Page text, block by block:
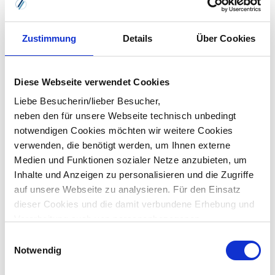
Zustimmung Details Über Cookies
Diese Webseite verwendet Cookies
Liebe Besucherin/lieber Besucher,
neben den für unsere Webseite technisch unbedingt
notwendigen Cookies möchten wir weitere Cookies
verwenden, die benötigt werden, um Ihnen externe
Medien und Funktionen sozialer Netze anzubieten, um
Inhalte und Anzeigen zu personalisieren und die Zugriffe
auf unsere Webseite zu analysieren. Für den Einsatz
dieser Cookies und die damit verbundene Erhebung und
benötigen wir Ihr Einverständnis, das Sie durch Ihre
eigene Auswahl bestimmen können und durch „Auswahl
Notwendig
Inhouse-Schulung anfragen